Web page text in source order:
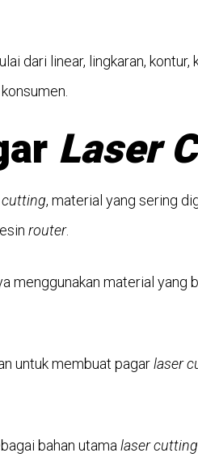
dari linear, lingkaran, kontur,
Laser
, material yang sering
router.
menggunakan material yang
untuk membuat pagarlaser
bahan utamalaser cutting